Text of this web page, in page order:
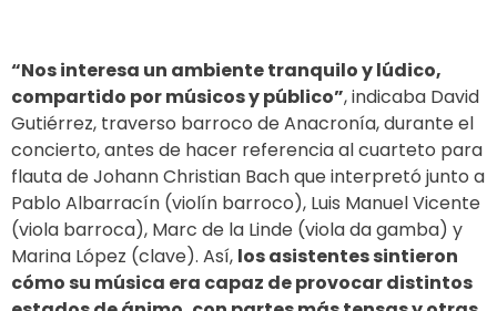
“Nos interesa un ambiente tranquilo y lúdico,
compartido por músicos y público”, indicaba David
Gutiérrez, traverso barroco de Anacronía, durante el
concierto, antes de hacer referencia al cuarteto para
flauta de Johann Christian Bach que interpretó junto a
Pablo Albarracín (violín barroco), Luis Manuel Vicente
(viola barroca), Marc de la Linde (viola da gamba) y
Marina López (clave). Así, los asistentes sintieron
cómo su música era capaz de provocar distintos